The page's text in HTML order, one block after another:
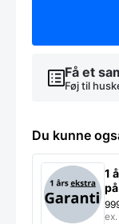
garanti.
kan
tilkøbe
for
799
kr.
antal
Få et
Føj til
Du kunne
1